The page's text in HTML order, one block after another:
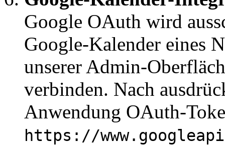
Google OAuth wird
Google-Kalender eines
unserer Admin-
verbinden. Nach
Anwendung OAuth-
https://